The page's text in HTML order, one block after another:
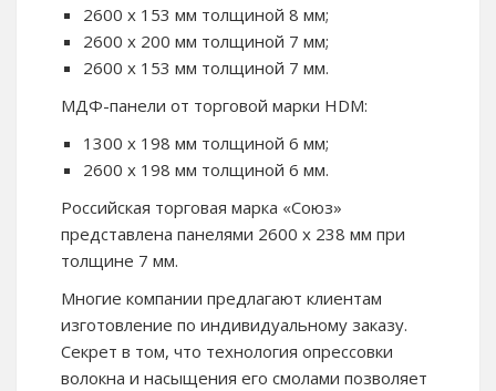
2600 х 153 мм толщиной 8 мм;
2600 х 200 мм толщиной 7 мм;
2600 х 153 мм толщиной 7 мм.
МДФ-панели от торговой марки HDM:
1300 х 198 мм толщиной 6 мм;
2600 х 198 мм толщиной 6 мм.
Российская торговая марка «Союз»
представлена панелями 2600 х 238 мм при
толщине 7 мм.
Многие компании предлагают клиентам
изготовление по индивидуальному заказу.
Секрет в том, что технология опрессовки
волокна и насыщения его смолами позволяет